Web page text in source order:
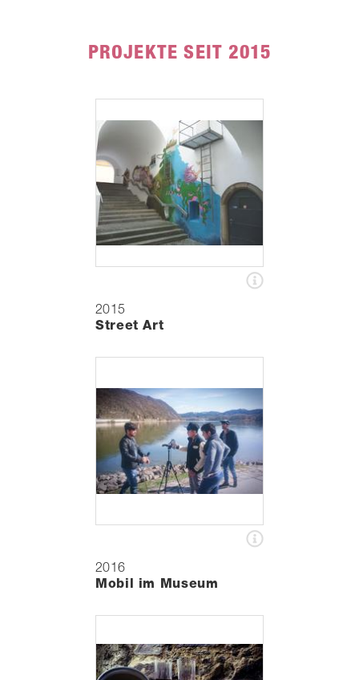
PROJEKTE SEIT 2015
2015
Street Art
2016
Mobil im Museum